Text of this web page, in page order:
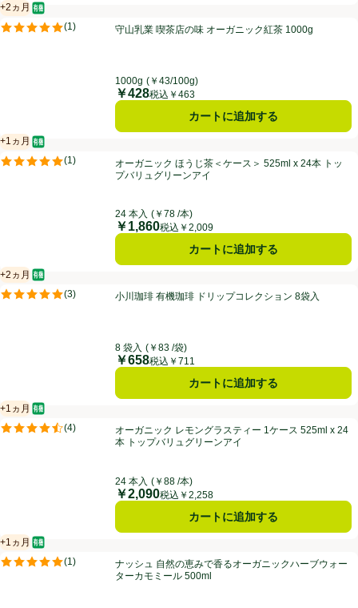
守山乳業 喫茶店の味 オーガニック紅茶 1000g
+2ヵ月
賞味・消費期限保証：2ヵ月
オーガニック/有機
(1)
評価は1件のレビューで5点中5.0点。守山乳業 喫茶店の味 オーガニック紅茶 1000g
1000g (￥43/100g)
価格
￥428税込￥463
カートに追加する
オーガニック ほうじ茶＜ケース＞ 525ml x 24本 トップバリュグリー
+1ヵ月
賞味・消費期限保証：1ヵ月
オーガニック/有機
(1)
評価は1件のレビューで5点中5.0点。オーガニック ほうじ茶＜ケース＞ 525ml x 24本 トッ
プバリュグリーンアイ
24 本入 (￥78 /本)
価格
￥1,860税込￥2,009
カートに追加する
小川珈琲 有機珈琲 ドリップコレクション 8袋入
+2ヵ月
賞味・消費期限保証：2ヵ月
オーガニック/有機
(3)
評価は3件のレビューで5点中5.0点。小川珈琲 有機珈琲 ドリップコレクション 8袋入
8 袋入 (￥83 /袋)
価格
￥658税込￥711
カートに追加する
オーガニック レモングラスティー 1ケース 525ml x 24本 トップバリ
+1ヵ月
賞味・消費期限保証：1ヵ月
オーガニック/有機
(4)
評価は4件のレビューで5点中4.5点。オーガニック レモングラスティー 1ケース 525ml x 24
本 トップバリュグリーンアイ
24 本入 (￥88 /本)
価格
￥2,090税込￥2,258
カートに追加する
ナッシュ 自然の恵みで香るオーガニックハーブウォーターカモミール
+1ヵ月
賞味・消費期限保証：1ヵ月
オーガニック/有機
(1 )
評価は1件のレビューで5点中5.0点。ナッシュ 自然の恵みで香るオーガニックハーブウォー
ターカモミール 500ml